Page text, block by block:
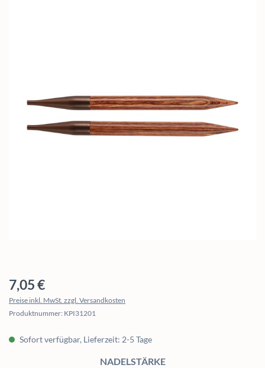
Regulärer Preis:
7,05 €
Preise inkl. MwSt. zzgl. Versandkosten
Produktnummer: KPI31201
Sofort verfügbar, Lieferzeit: 2-5 Tage
NADELSTÄRKEAUSWÄHLEN